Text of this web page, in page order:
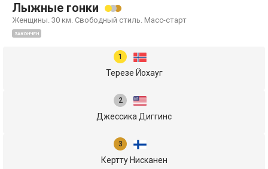
Лыжные гонки
Женщины. 30 км. Свободный стиль. Масс-старт
ЗАКОНЧЕН
Терезе Йохауг
Джессика Диггинс
Кертту Нисканен